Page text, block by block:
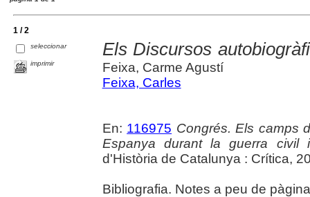
1 / 2
seleccionar
imprimir
Els Discursos
Feixa, Carme Agustí
Feixa, Carles
En: 116975 Congrés. Els camps
Espanya durant la guerra civil
d'Història de Catalunya : Crítica,
Bibliografia. Notes a peu de